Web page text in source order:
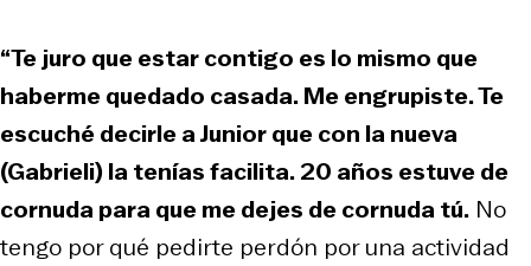
“Te juro que estar contigo es lo mismo que
haberme quedado casada. Me engrupiste. Te
escuché decirle a Junior que con la nueva
(Gabrieli) la tenías facilita. 20 años estuve de
cornuda para que me dejes de cornuda tú. No
tengo por qué pedirte perdón por una actividad